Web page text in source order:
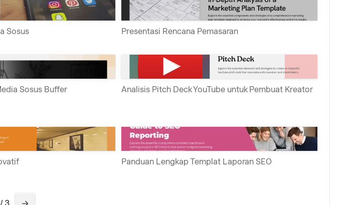
Sosus Presentasi Rencana Pemasaran
Sosus Buffer Analisis Pitch Deck YouTube untuk Pembuat Kreator
Panduan Lengkap Templat Laporan SEO